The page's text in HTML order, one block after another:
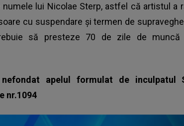
numele lui Nicolae Sterp, astfel că artistul a
cu suspendare și termen de
să presteze 70 de zile de muncă
nefondat apelul formulat de inculpatul
nr.1094